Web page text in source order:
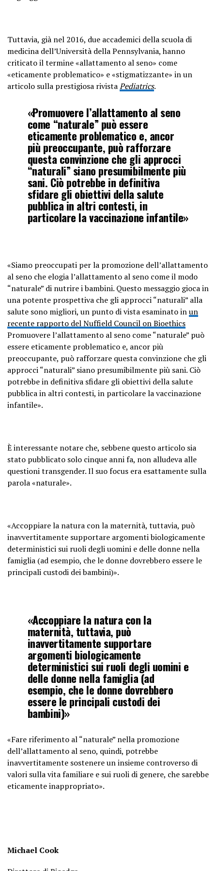
Tuttavia, già nel 2016, due accademici della scuola di
medicina dell’Università della Pennsylvania, hanno
criticato il termine «allattamento al seno» come
«eticamente problematico» e «stigmatizzante» in un
articolo sulla prestigiosa rivistaPediatrics.
«Promuovere l’allattamento al seno
come “naturale” può essere
eticamente problematico e, ancor
più preoccupante, può rafforzare
questa convinzione che gli approcci
“naturali” siano presumibilmente più
sani. Ciò potrebbe in definitiva
sfidare gli obiettivi della salute
pubblica in altri contesti, in
particolare la vaccinazione infantile»
«Siamo preoccupati per la promozione dell’allattamento
al seno che elogia l’allattamento al seno come il modo
“naturale” di nutrire i bambini. Questo messaggio gioca in
una potente prospettiva che gli approcci “naturali” alla
salute sono migliori, un punto di vista esaminato inun
recente rapporto del Nuffield Council on Bioethics
Promuovere l’allattamento al seno come “naturale” può
essere eticamente problematico e, ancor più
preoccupante, può rafforzare questa convinzione che gli
approcci “naturali” siano presumibilmente più sani. Ciò
potrebbe in definitiva sfidare gli obiettivi della salute
pubblica in altri contesti, in particolare la vaccinazione
infantile».
È interessante notare che, sebbene questo articolo sia
stato pubblicato solo cinque anni fa, non alludeva alle
questioni transgender. Il suo focus era esattamente sulla
parola «naturale».
«Accoppiare la natura con la maternità, tuttavia, può
inavvertitamente supportare argomenti biologicamente
deterministici sui ruoli degli uomini e delle donne nella
famiglia (ad esempio, che le donne dovrebbero essere le
principali custodi dei bambini)».
«Accoppiare la natura con la
maternità, tuttavia, può
inavvertitamente supportare
argomenti biologicamente
deterministici sui ruoli degli uomini e
delle donne nella famiglia (ad
esempio, che le donne dovrebbero
essere le principali custodi dei
bambini)»
«Fare riferimento al “naturale” nella promozione
dell’allattamento al seno, quindi, potrebbe
inavvertitamente sostenere un insieme controverso di
valori sulla vita familiare e sui ruoli di genere, che sarebbe
eticamente inappropriato».
Michael Cook